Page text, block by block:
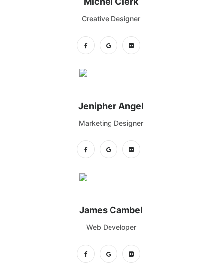
Creative Designer
Jenipher Angel
Marketing Designer
James Cambel
Web Developer